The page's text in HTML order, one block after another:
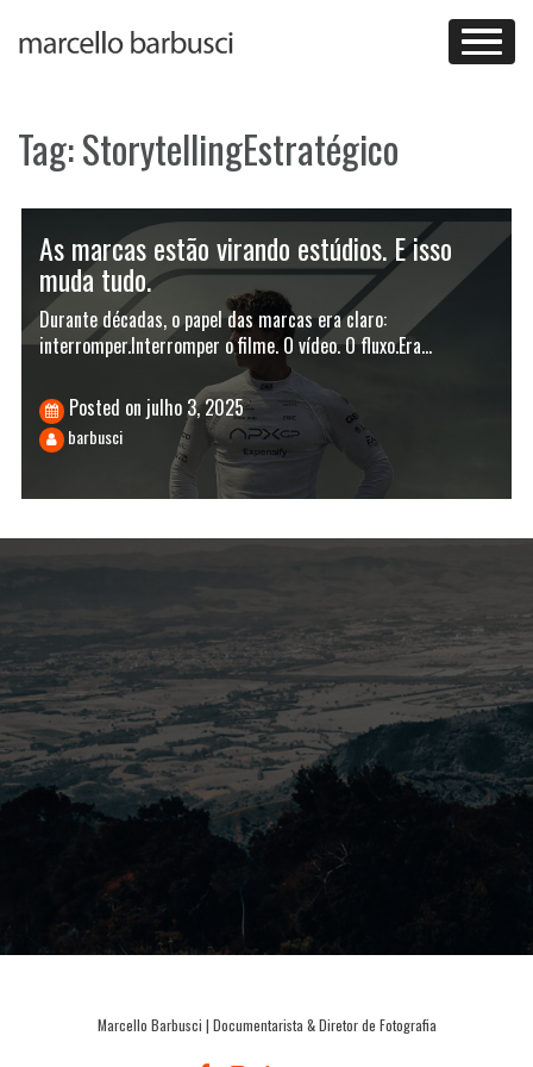
Tag:StorytellingEstratégico
As marcas estão virando estúdios. E isso
muda tudo.
Durante décadas, o papel das marcas era claro:
interromper.Interromper o filme. O vídeo. O fluxo.Era…
Posted on julho 3, 2025
barbusci
Marcello Barbusci | Documentarista & Diretor de Fotografia